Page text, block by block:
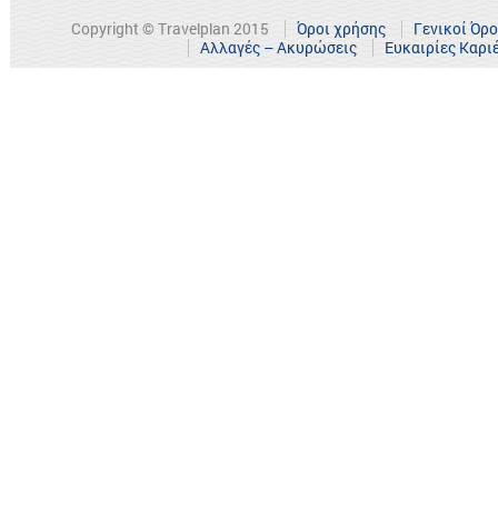
Copyright © Travelplan 2015 Όροι χρήσης
Γενικοί
Αλλαγές – Ακυρώσεις
Ευκαιρίες